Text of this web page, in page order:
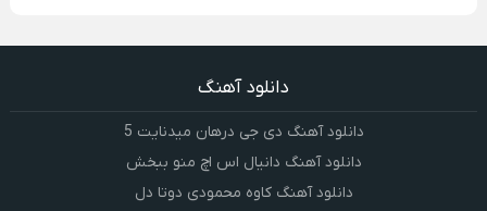
دانلود آهنگ
دانلود آهنگ دی جی درهان میدنایت 5
دانلود آهنگ دانیال اس اچ منو ببخش
دانلود آهنگ کاوه محمودی دوتا دل